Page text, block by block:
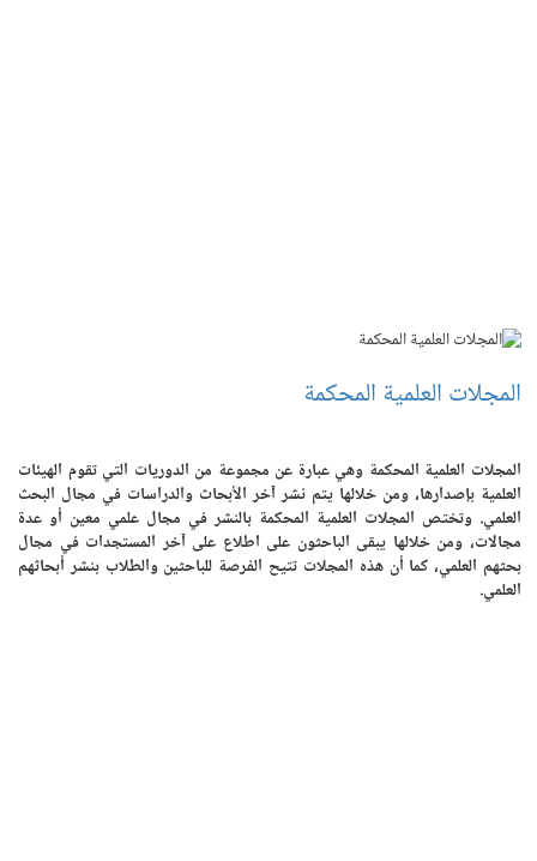
المجلات العلمية المحكمة
المجلات العلمية المحكمة وهي عبارة عن مجموعة من الدوريات التي تقوم الهيئات
العلمية بإصدارها، ومن خلالها يتم نشر آخر الأبحاث والدراسات في مجال البحث
العلمي. وتختص المجلات العلمية المحكمة بالنشر في مجال علمي معين أو عدة
مجالات، ومن خلالها يبقى الباحثون على اطلاع على آخر المستجدات في مجال
بحثهم العلمي، كما أن هذه المجلات تتيح الفرصة للباحثين والطلاب بنشر أبحاثهم
العلمي.